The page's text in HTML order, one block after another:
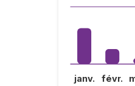
janv. févr.